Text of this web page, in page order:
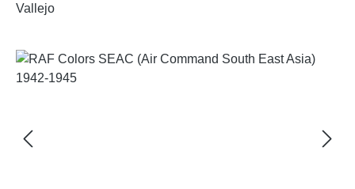
Vallejo
Bildergalerie überspringen